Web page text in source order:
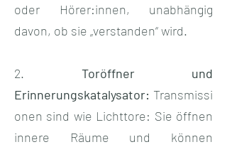
oder Hörer:innen, unabhängig
davon, ob sie „verstanden“ wird.
2. Toröffner und
Erinnerungskatalysator: Transmissi
onen sind wie Lichttore: Sie öffnen
innere Räume und können